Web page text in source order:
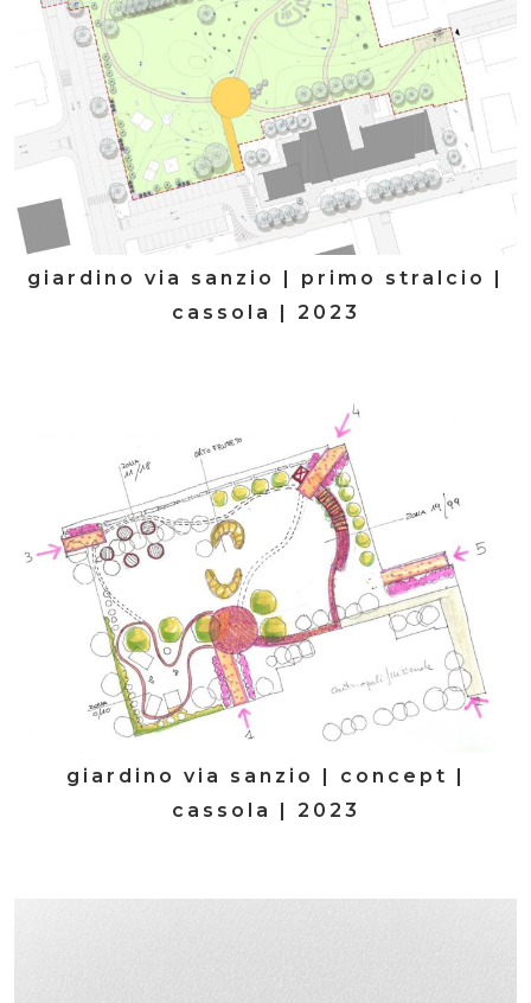
giardino via sanzio | primo stralcio |
cassola | 2023
giardino via sanzio | concept |
cassola | 2023